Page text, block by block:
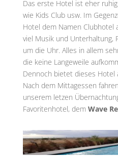
Das erste Hotel ist eher
wie Kids Club usw. Im
Hotel dem Namen Clubhotel
viel Musik und Unterhaltung,
um die Uhr. Alles in allem
die keine Langeweile
Dennoch bietet dieses Hotel
Nach dem Mittagessen
unserem letzen
Favoritenhotel, dem Wave